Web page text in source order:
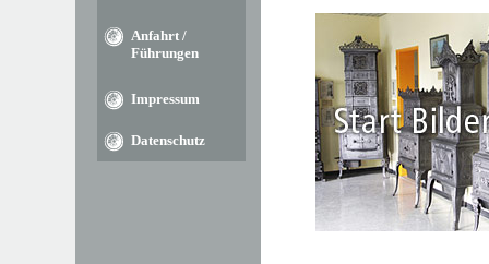
Anfahrt /
Führungen
Impressum
Datenschutz